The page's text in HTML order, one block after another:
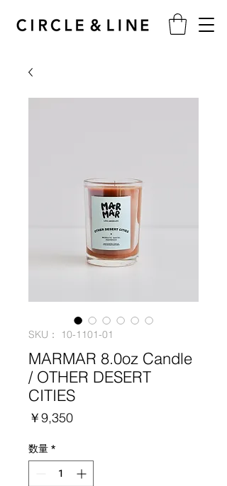
SKU： 10-1101-01
MARMAR 8.0oz Candle
/ OTHER DESERT
CITIES
￥9,350価
数量*